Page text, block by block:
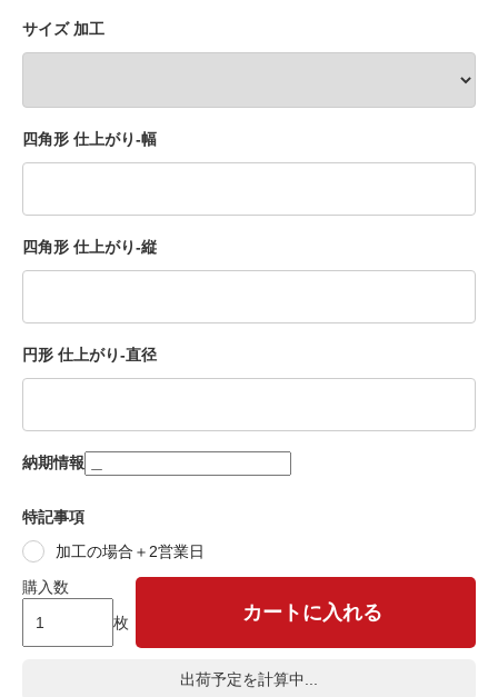
サイズ 加工
四角形 仕上がり-幅
四角形 仕上がり-縦
円形 仕上がり-直径
納期情報
特記事項
加工の場合＋2営業日
購入数
枚
カートに入れる
出荷予定を計算中...